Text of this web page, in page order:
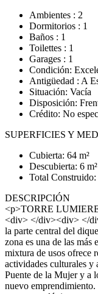
Ambientes : 2
Dormitorios : 1
Baños : 1
Toilettes : 1
Garages : 1
Condición:
Antigüedad : A
Situación: Vacía
Disposición:
Crédito: No
SUPERFICIES Y
Cubierta: 64 m²
Descubierta: 6 m²
Total Construido:
DESCRIPCIÓN
<p>TORRE
<div> </div><div> </
la parte central del
zona es una de las más
mixtura de usos ofrece
actividades culturales
Puente de la Mujer y a
nuevo